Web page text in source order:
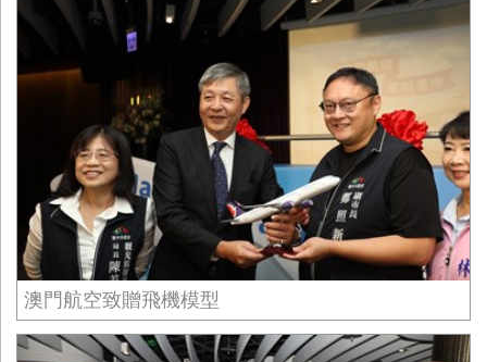
澳門航空致贈飛機模型